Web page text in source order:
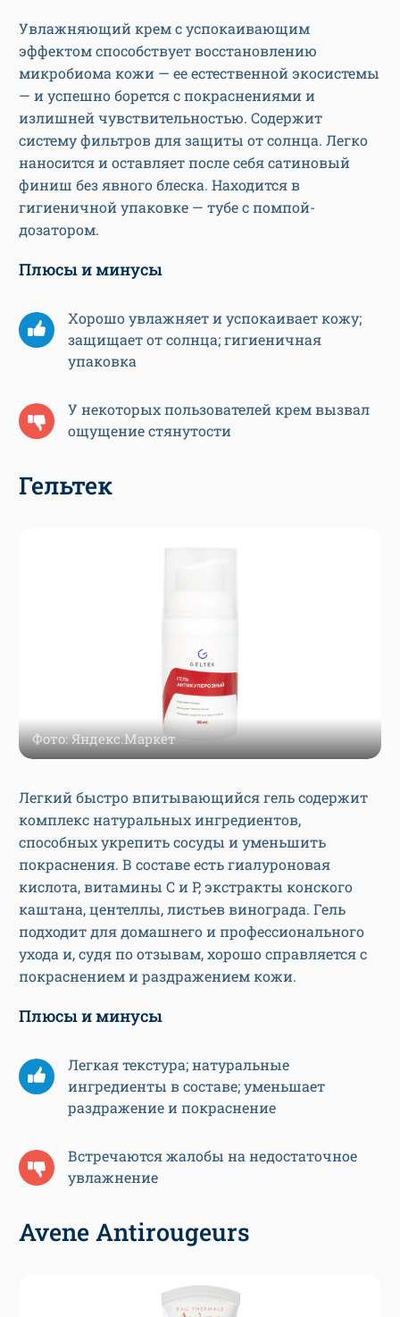
Увлажняющий крем с успокаивающим
эффектом способствует восстановлению
микробиома кожи — ее естественной экосистемы
— и успешно борется с покраснениями и
излишней чувствительностью. Содержит
систему фильтров для защиты от солнца. Легко
наносится и оставляет после себя сатиновый
финиш без явного блеска. Находится в
гигиеничной упаковке — тубе с помпой-
дозатором.
Плюсы и минусы
Хорошо увлажняет и успокаивает кожу;
защищает от солнца; гигиеничная
упаковка
У некоторых пользователей крем вызвал
ощущение стянутости
Гельтек
Фото: Яндекс.Маркет
Легкий быстро впитывающийся гель содержит
комплекс натуральных ингредиентов,
способных укрепить сосуды и уменьшить
покраснения. В составе есть гиалуроновая
кислота, витамины С и Р, экстракты конского
каштана, центеллы, листьев винограда. Гель
подходит для домашнего и профессионального
ухода и, судя по отзывам, хорошо справляется с
покраснением и раздражением кожи.
Плюсы и минусы
Легкая текстура; натуральные
ингредиенты в составе; уменьшает
раздражение и покраснение
Встречаются жалобы на недостаточное
увлажнение
Avene Antirougeurs